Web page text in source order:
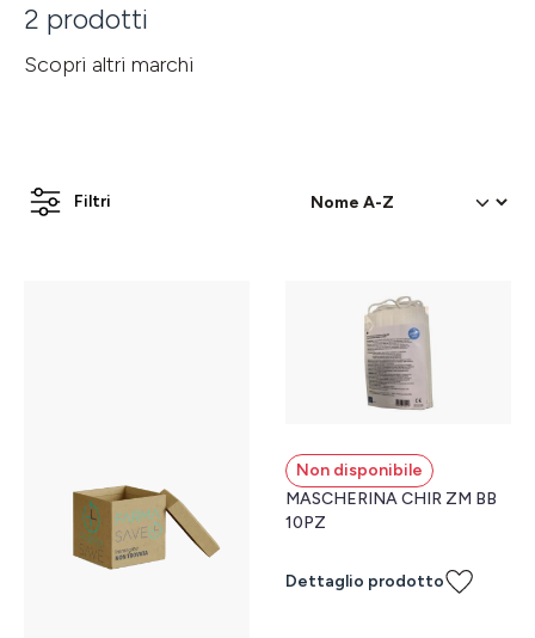
2 prodotti
Scopri altri marchi
Filtri
Non disponibile
MASCHERINA CHIR ZM BB
10PZ
Dettaglio prodotto